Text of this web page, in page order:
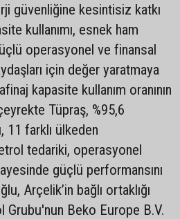
güvenliğine kesintisiz katkı
kullanımı, esnek ham
operasyonel ve finansal
için değer yaratmaya
kapasite kullanım oranının
Tüpraş, %95,6
11 farklı ülkeden
tedariki, operasyonel
güçlü performansını
Arçelik’in bağlı ortaklığı
Grubu'nun Beko Europe B.V.